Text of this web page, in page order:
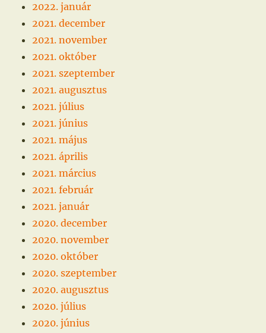
2022. január
2021. december
2021. november
2021. október
2021. szeptember
2021. augusztus
2021. július
2021. június
2021. május
2021. április
2021. március
2021. február
2021. január
2020. december
2020. november
2020. október
2020. szeptember
2020. augusztus
2020. július
2020. június